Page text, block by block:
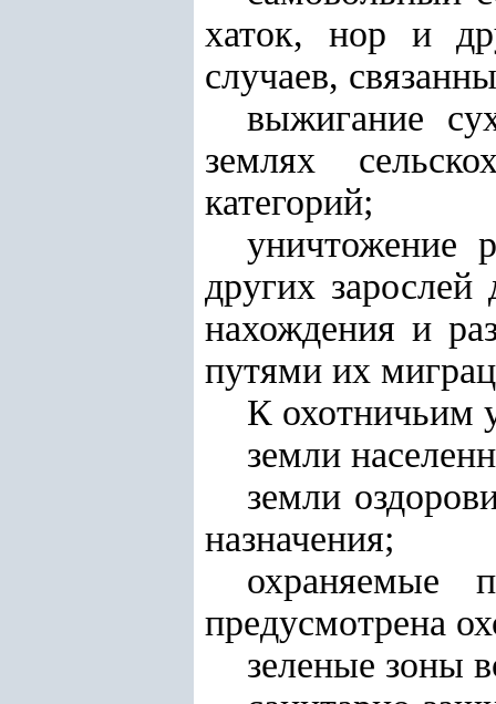
хаток, нор и
случаев,
выжигание
землях
категорий;
уничтожение
других
нахождения и
путями их
К охотничьим
земли
земли
назначения;
охраняемые
предусмотрена
зеленые зоны